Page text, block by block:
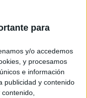
para
y/o accedemos
y procesamos
e información
publicidad y contenido